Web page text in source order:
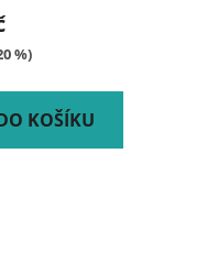
%)
KOŠÍKU